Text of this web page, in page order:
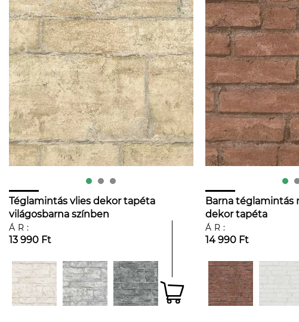
Téglamintás vlies dekor tapéta
világosbarna színben
ÁR:
13 990 Ft
Barna téglamintás
dekor tapéta
ÁR:
14 990 Ft